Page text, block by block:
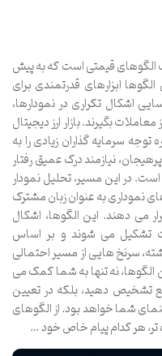
الگوهای قیمتی است که به پیش
ابزارهای قدرتمندی برای
اشکال تکراری در نمودارها،
بگیرند. بازار ارز دیجیتال
سرمایه گذاران زیادی را به
نیازمند درک عمیق رفتار
در این مسیر، تحلیل نمودار
نموداری به عنوان زبان مشترک
می دهند. این الگوها، اشکال
تشکیل می شوند و بر اساس
سرنخ هایی از مسیر احتمالی
نه تنها به شما کمک می
تشخیص دهید، بلکه در تعیین
شما خواهد بود. از الگوهای
تر، هر کدام پیام خاص خود …